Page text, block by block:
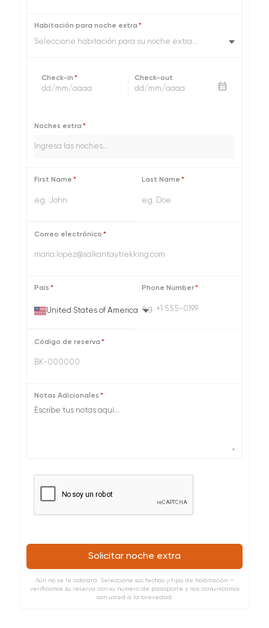
Habitación para noche extra *
Seleccione habitación para su noche extra...
Check-in *
dd/mm/aaaa
Check-out
dd/mm/aaaa calendar_month
Noches extra *
First Name * Last Name *
Correo electrónico *
País *
United States of America
Phone Number*
Código de reserva *
Notas Adicionales *
Solicitar noche extra
Aún no se le cobrará. Seleccione sus fechas y tipo de habitación —
verificamos su reserva con su número de pasaporte y nos comunicamos
con usted a la brevedad.